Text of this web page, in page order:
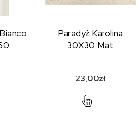
Paradyż Karolina
30X30 Mat
23,00zł